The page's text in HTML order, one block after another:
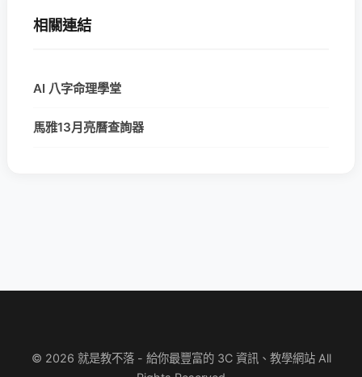
相關連結
AI 八字命理學堂
馬雅13月亮曆查詢器
© 2026 就是教不落 - 給你最豐富的 3C 資訊、教學網站 All